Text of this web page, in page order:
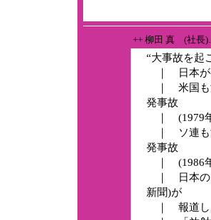
++ 柳田 真 (社
“大事故を起
｜ 日本が
｜ 米国も
発事故
｜ (1979年
｜ ソ連も
発事故
｜ (1986年
｜ 日本の
新聞)が
｜ 報道し